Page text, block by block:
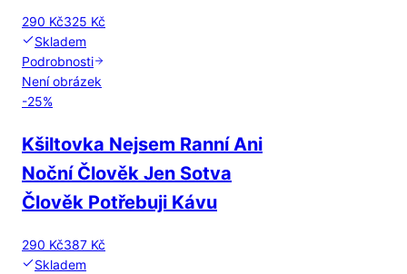
290 Kč325 Kč
Skladem
Podrobnosti
Není obrázek
-25%
Kšiltovka Nejsem Ranní Ani
Noční Člověk Jen Sotva
Člověk Potřebuji Kávu
290 Kč387 Kč
Skladem